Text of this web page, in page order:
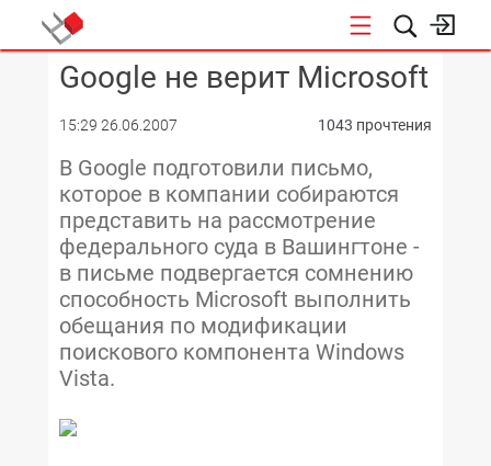
КОНФЕРЕНЦИИ
Google не верит Microsoft
15:29 26.06.2007 1043 прочтения
В Google подготовили письмо,
которое в компании собираются
представить на рассмотрение
федерального суда в Вашингтоне -
в письме подвергается сомнению
способность Microsoft выполнить
обещания по модификации
поискового компонента Windows
Vista.